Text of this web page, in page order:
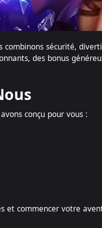
sécurité,
des bonus
conçu pour vous :
et commencer votre